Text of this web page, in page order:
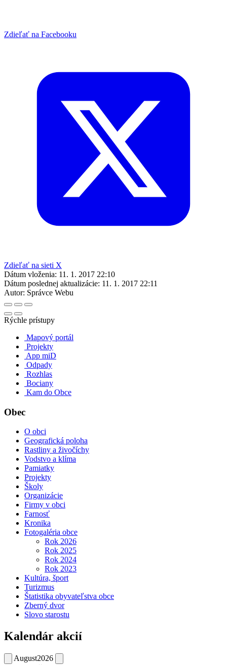
Zdieľať na Facebooku
Zdieľať na sieti X
Dátum vloženia: 11. 1. 2017 22:10
Dátum poslednej aktualizácie: 11. 1. 2017 22:11
Autor: Správce Webu
Rýchle prístupy
Mapový portál
Projekty
App miD
Odpady
Rozhlas
Bociany
Kam do Obce
Obec
O obci
Geografická poloha
Rastliny a živočíchy
Vodstvo a klíma
Pamiatky
Projekty
Školy
Organizácie
Firmy v obci
Farnosť
Kronika
Fotogaléria obce
Rok 2026
Rok 2025
Rok 2024
Rok 2023
Kultúra, šport
Turizmus
Štatistika obyvateľstva obce
Zberný dvor
Slovo starostu
Kalendár akcií
August2026